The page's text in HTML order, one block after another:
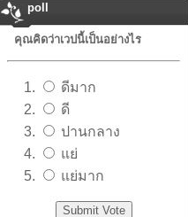
poll
คุณคิดว่าเวปนี้เป็นอย่างไร
ดีมาก
ดี
ปานกลาง
แย่
แย่มาก